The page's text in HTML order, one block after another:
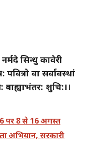
नर्मदे सिन्धु कावेरी
वा सर्वावस्थां
बाह्याभंतर: शुचि:।।
पर 8 से 16 अगस्त
अभियान, सरकारी